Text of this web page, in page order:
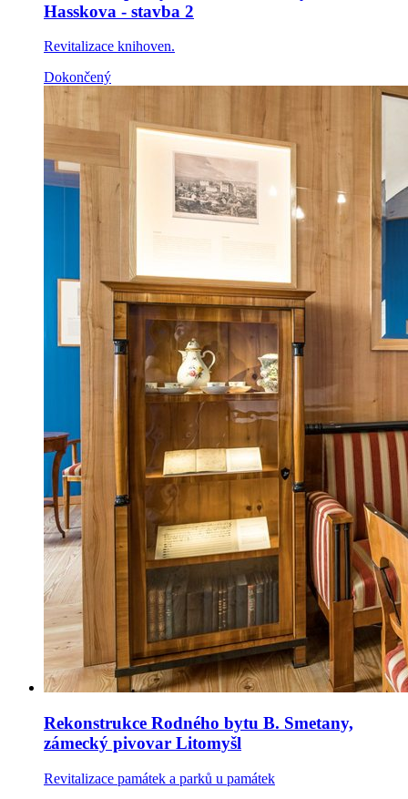
Hasskova - stavba 2
Revitalizace knihoven.
Dokončený
Rekonstrukce Rodného bytu B. Smetany,
zámecký pivovar Litomyšl
Revitalizace památek a parků u památek